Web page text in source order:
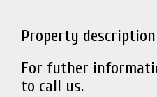
Property description
For futher
to call us.